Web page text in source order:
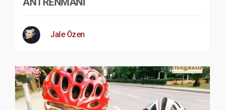
Jale Özen